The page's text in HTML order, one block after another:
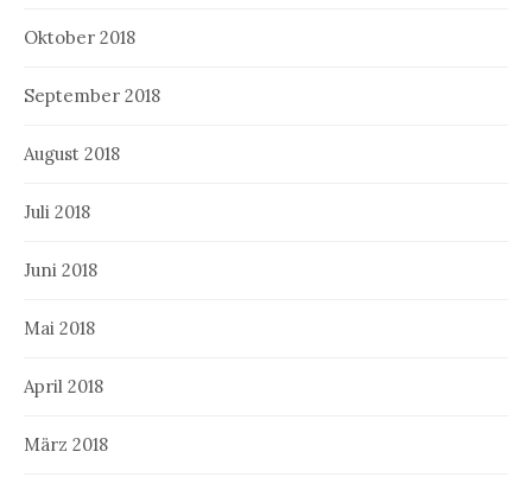
Oktober 2018
September 2018
August 2018
Juli 2018
Juni 2018
Mai 2018
April 2018
März 2018